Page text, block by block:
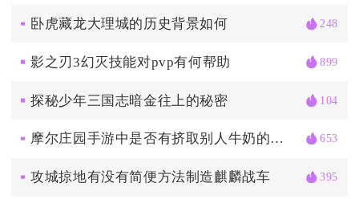
卧虎藏龙大理城的历史背景如何 248
影之刃3幻灭技能对pvp有何帮助 899
探秘少年三国志暗金往上的秘密 104
摩尔庄园手游中是否有挤取别人牛奶的方法 653
攻城掠地有没有简便方法制造麒麟战车 395